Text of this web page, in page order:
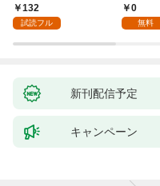
132
試読フル
0
無料
新刊配信予定
キャンペーン